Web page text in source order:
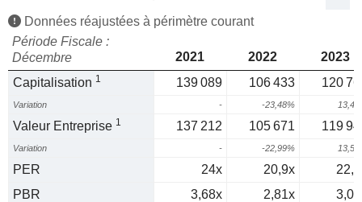
Données réajustées à périmètre courant
Période Fiscale :
Décembre
2021 2022
2023
Capitalisation 1 139 089 106 433 120
Variation - -23,48%
Valeur Entreprise 1 137 212 105 671 119
Variation - -22,99%
PER 24x 20,9x
PBR
3,68x 2,81x